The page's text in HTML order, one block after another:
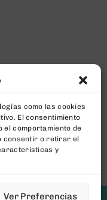
como las cookies
El consentimiento
comportamiento de
consentir o retirar el
y
Ver Preferencias